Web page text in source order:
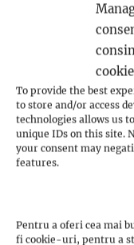
To provide the best
to store and/or access
technologies allows us
unique IDs on this site.
your consent may
features.
Pentru a oferi cea mai
fi cookie-uri, pentru a
(1)
Proverbe din
Romii și
Rromii
Rromii în
Rromii
Sclavia